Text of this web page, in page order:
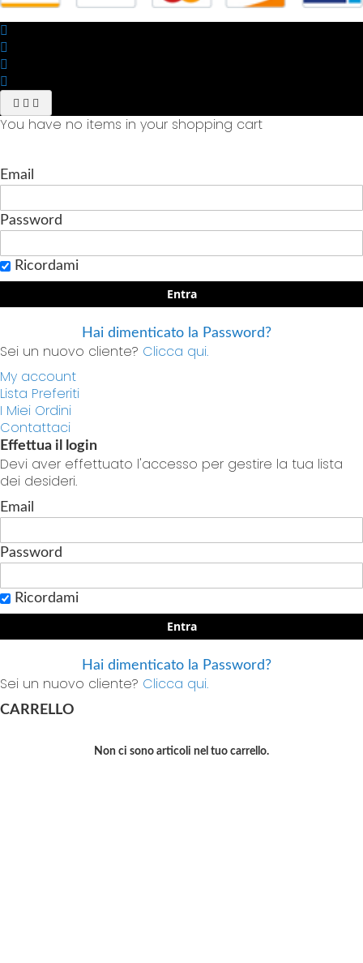
You have no items in your shopping cart
Email
Password
Ricordami
Entra
Hai dimenticato la Password?
Sei un nuovo cliente? Clicca qui.
My account
Lista Preferiti
I Miei Ordini
Contattaci
Effettua il login
Devi aver effettuato l'accesso per gestire la tua lista
dei desideri.
Email
Password
Ricordami
Entra
Hai dimenticato la Password?
Sei un nuovo cliente? Clicca qui.
CARRELLO
Non ci sono articoli nel tuo carrello.